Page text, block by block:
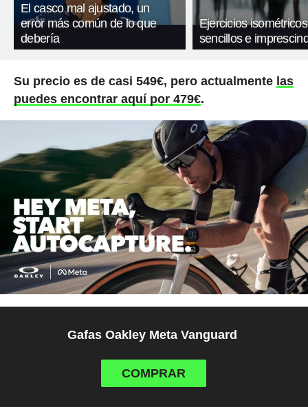
El casco mal ajustado, un
error más común de lo que
debería
Ejercicios
sencillos e
Su precio es de casi 549€, pero actualmente las
puedes encontrar aquí por 479€.
Gafas Oakley Meta Vanguard
COMPRAR